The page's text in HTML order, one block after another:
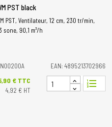
PST black
PST, Ventilateur, 12 cm, 230 tr/min,
sone, 90,1 m³/h
EAN: 4895213702966
€ TTC
4,92 € HT
format_list_numbered